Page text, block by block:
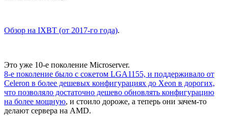
Обзор на IXBT (от 2017-го года).
Это уже 10-е поколение Microserver.
8-е поколение было с сокетом LGA1155, и поддерживало от
Celeron в более дешевых конфигурациях до Xeon в дорогих,
что позволяло достаточно дешево обновлять конфигурацию
на более мощную, и стоило дороже, а теперь они зачем-то
делают сервера на AMD.